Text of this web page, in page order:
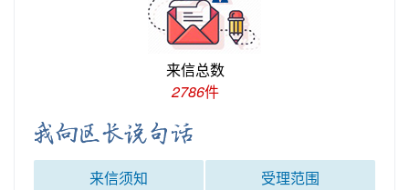
区林业局
区应急管理局
区市场监督管理局 区发改局
区科技局 区民政局 区司法局
来信总数
2786件
来信须知
受理范围